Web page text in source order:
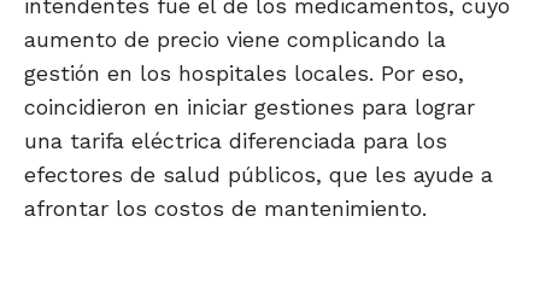
intendentes fue el de los medicamentos, cuyo
aumento de precio viene complicando la
gestión en los hospitales locales. Por eso,
coincidieron en iniciar gestiones para lograr
una tarifa eléctrica diferenciada para los
efectores de salud públicos, que les ayude a
afrontar los costos de mantenimiento.